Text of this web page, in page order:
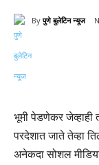
By पुणे बुलेटिन न्यूज
भूमी पेडणेकर जेव्हाही
परदेशात जाते तेव्हा
अनेकदा सोशल